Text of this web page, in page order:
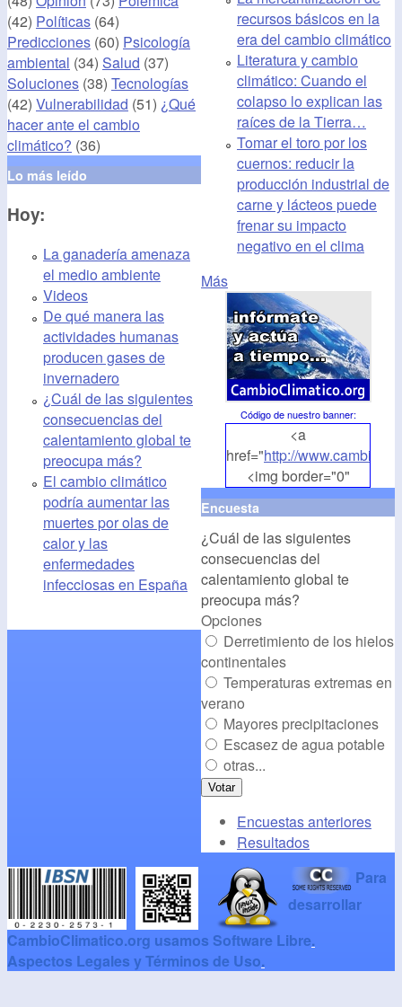
(42) Políticas (64)
Predicciones (60) Psicología
ambiental (34) Salud (37)
Soluciones (38) Tecnologías
(42) Vulnerabilidad (51) ¿Qué
hacer ante el cambio
climático? (36)
Lo más leído
Hoy:
La ganadería amenaza
el medio ambiente
Videos
De qué manera las
actividades humanas
producen gases de
invernadero
¿Cuál de las siguientes
consecuencias del
calentamiento global te
preocupa más?
El cambio climático
podría aumentar las
muertes por olas de
calor y las
enfermedades
infecciosas en España
recursos básicos en la
era del cambio climático
Literatura y cambio
climático: Cuando el
colapso lo explican las
raíces de la Tierra…
Tomar el toro por los
cuernos: reducir la
producción industrial de
carne y lácteos puede
frenar su impacto
negativo en el clima
Más
Código de nuestro banner:
<a
href="http://
<img border="0"
align="middle"
src="http://
alt="CambioClimatico.org"
/></a>
Encuesta
¿Cuál de las siguientes
consecuencias del
calentamiento global te
preocupa más?
Opciones
Derretimiento de los hielos
continentales
Temperaturas extremas en
verano
Mayores precipitaciones
Escasez de agua potable
otras...
Encuestas anteriores
Resultados
Para
desarrollar
CambioClimatico.org usamos Software Libre.
Aspectos Legales y Términos de Uso.